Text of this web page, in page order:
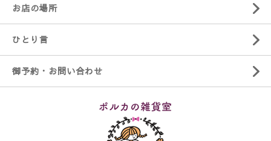
お店の場所
ひとり言
御予約・お問い合わせ